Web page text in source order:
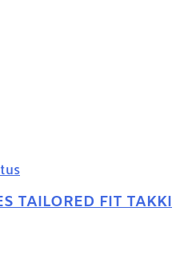
TAILORED FIT TAKKI